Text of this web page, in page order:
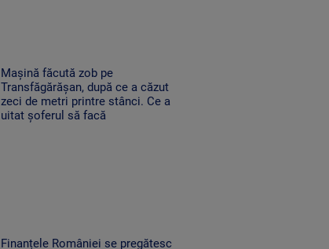
Mașină făcută zob pe
Transfăgărășan, după ce a căzut
zeci de metri printre stânci. Ce a
uitat șoferul să facă
Finanțele României se pregătesc